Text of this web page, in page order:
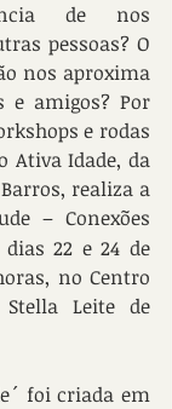
de nos
pessoas? O
nos aproxima
e amigos? Por
e rodas
Ativa Idade, da
realiza a
– Conexões
22 e 24 de
no Centro
Stella Leite de
foi criada em